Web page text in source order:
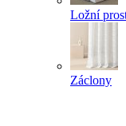
Ložní
Záclony